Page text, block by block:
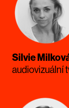
Silvie
audiovizuální